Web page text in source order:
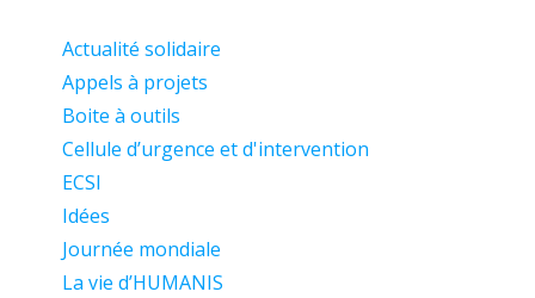
Actualité solidaire
Appels à projets
Boite à outils
Cellule d’urgence et d'intervention
ECSI
Idées
Journée mondiale
La vie d’HUMANIS